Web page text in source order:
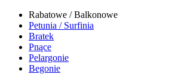
Rabatowe / Balkonowe
Petunia / Surfinia
Bratek
Pnące
Pelargonie
Begonie